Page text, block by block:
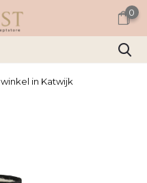
0
in Katwijk